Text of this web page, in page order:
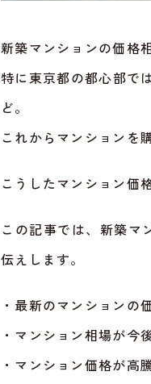
新築マンションの価格
特に東京都の都心部で
ど。
これからマンションを
こうしたマンション価
この記事では、新築マ
伝えします。
・最新のマンションの
・マンション相場が今
・マンション価格が高